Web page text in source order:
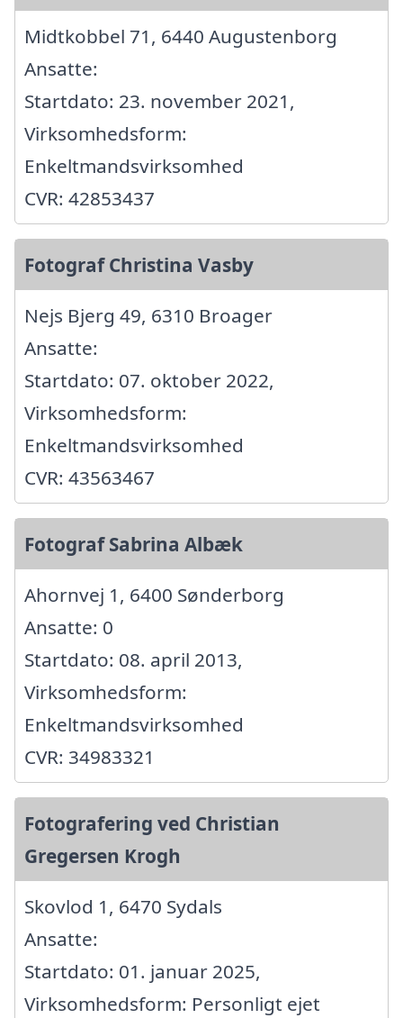
Midtkobbel 71, 6440 Augustenborg
Ansatte:
Startdato: 23. november 2021,
Virksomhedsform:
Enkeltmandsvirksomhed
CVR: 42853437
Fotograf Christina Vasby
Nejs Bjerg 49, 6310 Broager
Ansatte:
Startdato: 07. oktober 2022,
Virksomhedsform:
Enkeltmandsvirksomhed
CVR: 43563467
Fotograf Sabrina Albæk
Ahornvej 1, 6400 Sønderborg
Ansatte: 0
Startdato: 08. april 2013,
Virksomhedsform:
Enkeltmandsvirksomhed
CVR: 34983321
Fotografering ved Christian
Gregersen Krogh
Skovlod 1, 6470 Sydals
Ansatte:
Startdato: 01. januar 2025,
Virksomhedsform: Personligt ejet